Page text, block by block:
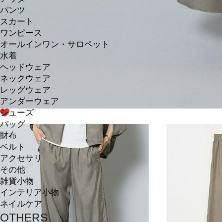
パンツ
スカート
ワンピース
オールインワン・サロペット
水着
ヘッドウェア
ネックウェア
レッグウェア
アンダーウェア
シューズ
バッグ
財布
ベルト
アクセサリ
その他
雑貨小物
インテリア小物
ネイルケア
OTHERS